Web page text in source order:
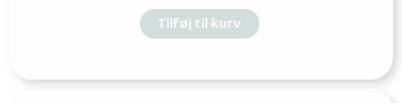
Tilføj til kurv